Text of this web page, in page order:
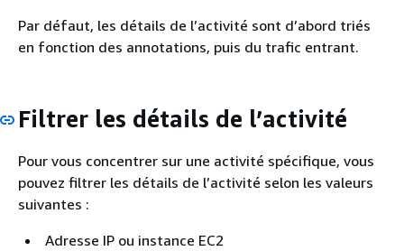
Par défaut, les détails de l’activité sont d’abord triés
en fonction des annotations, puis du trafic entrant.
Filtrer les détails de l’activité
Pour vous concentrer sur une activité spécifique, vous
pouvez filtrer les détails de l’activité selon les valeurs
suivantes :
Adresse IP ou instance EC2